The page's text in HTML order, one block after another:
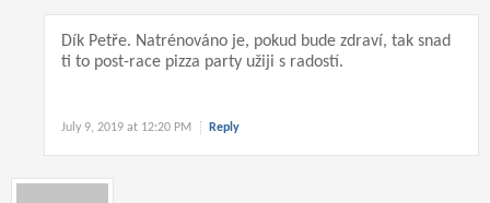
Dík Petře. Natrénováno je, pokud bude zdraví, tak snad
ti to post-race pizza party užiji s radostí.
July 9, 2019 at 12:20 PM Reply